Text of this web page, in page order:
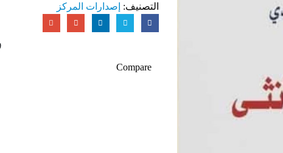
التصنيف: إصدارات المركز
Compare